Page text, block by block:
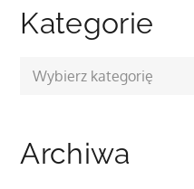
Kategorie
Kategorie
Archiwa